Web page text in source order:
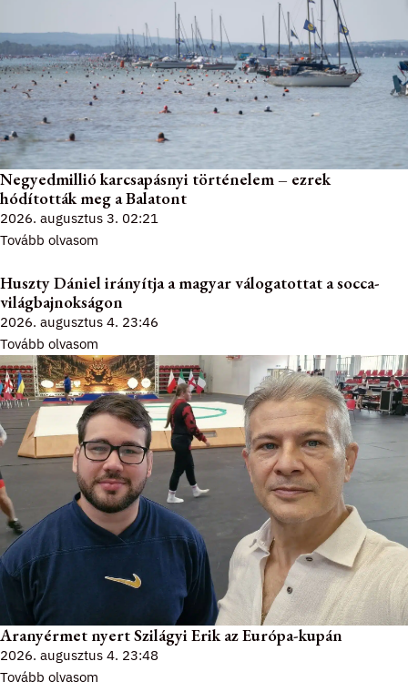
Negyedmillió karcsapásnyi történelem – ezrek
hódították meg a Balatont
2026. augusztus 3. 02:21
Tovább olvasom
Huszty Dániel irányítja a magyar válogatottat a socca-
világbajnokságon
2026. augusztus 4. 23:46
Tovább olvasom
Aranyérmet nyert Szilágyi Erik az Európa-kupán
2026. augusztus 4. 23:48
Tovább olvasom